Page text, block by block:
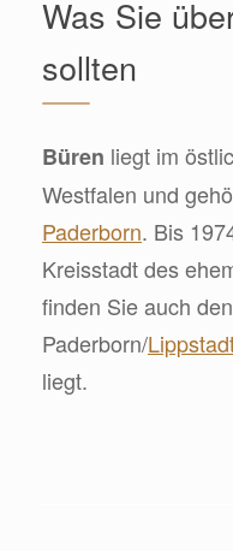
Was Sie
sollten
Büren liegt im
Westfalen und
Paderborn. Bis
Kreisstadt des
finden Sie auch
Paderborn/
liegt.